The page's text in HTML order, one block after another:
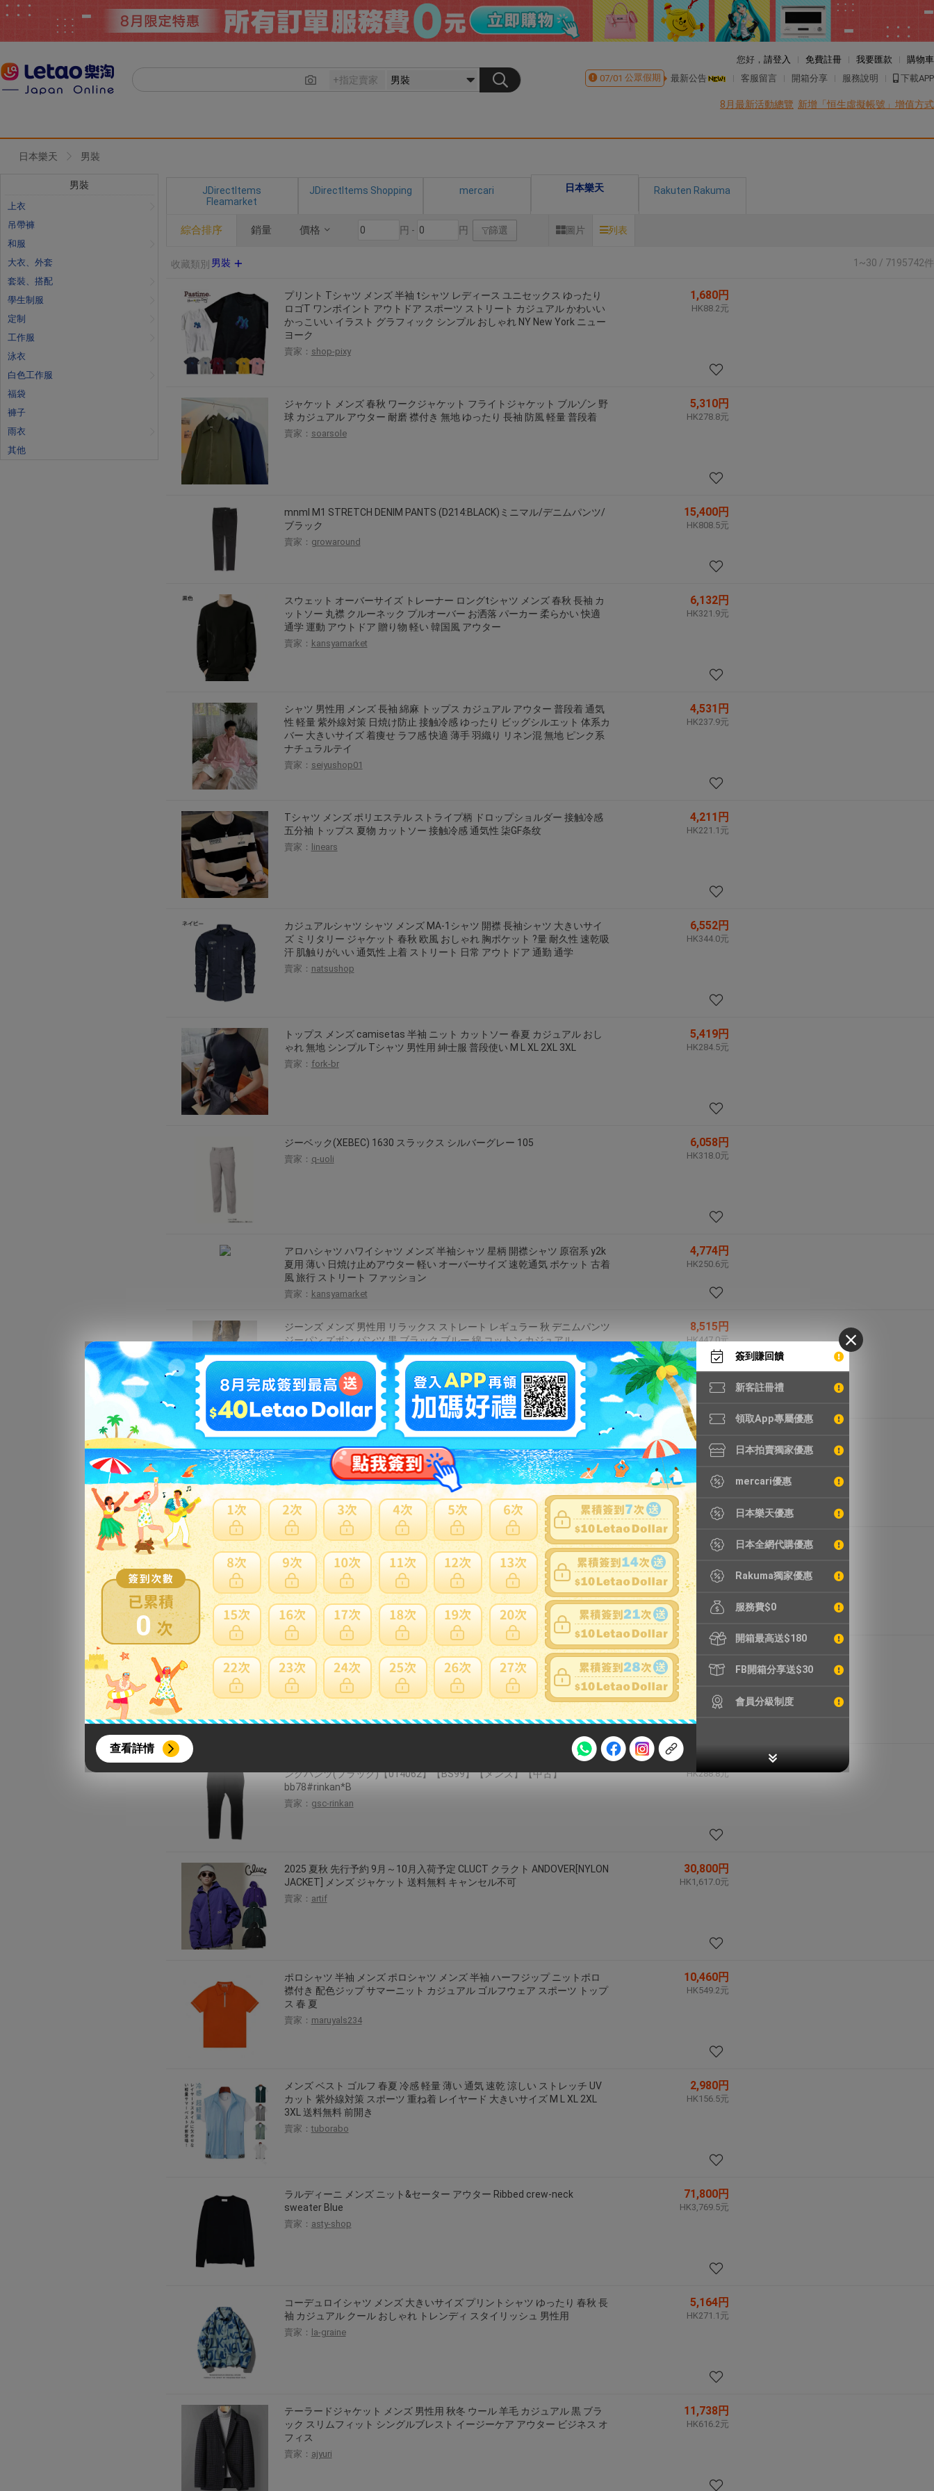
0
【8月簽到活動】
活動期間：
2026年8月1日上午00:00開始至2026年8月31日晚上23:59結束。
每人單一帳號每日只可簽到1次，逾期不得補簽。
本月每完成簽到7次
，系統會即時發放「$10 Letao Dollar」至會員帳戶中。
本月簽到活動最多可獲得「$40 Letao Dollar」。
Letao Dollar使用期限至發放後第30日之晚上23:59。
Letao Dollar可於「JDirectItems Auction」、「日本商城代購」 「第一次付款」使用，可折抵服務費
Letao Dollar不可用於購買商品為「門票、優惠券、住宿券、禮券、儲值卡……等等」、48小時外付款、
使用Letao Dollar之委託單，如因價格不符、缺貨、非Letao因素(退貨不會歸還)退單者，退回的Letao
查看詳情
簽到賺回饋
新客註冊禮
領取App專屬優惠
日本拍賣獨家優惠
mercari優惠
日本樂天優惠
日本全網代購優惠
Rakuma獨家優惠
服務費$0
開箱最高送$180
FB開箱分享送$30
會員分級制度
您好， 請登入 免費註冊 我要匯款
購物車
07/01 公眾假期 最新公告 客服留言 開箱分享 服務說明 下載APP
8月最新活動總覽 新增「恒生虛擬帳號」增值方式
日本樂天 男裝
男裝
上衣
吊帶褲
和服
大衣、外套
套裝、搭配
學生制服
定制
工作服
泳衣
白色工作服
福袋
褲子
雨衣
其他
JDirectItems
Fleamarket
JDirectItems Shopping mercari 日本樂天 Rakuten Rakuma
綜合排序 銷量 價格 円 - 円 篩選 圖片 列表
收藏類別 男裝 1~30 / 7195742件
プリント Tシャツ メンズ 半袖 tシャツ レディース ユニセックス ゆったり
ロゴT ワンポイント アウトドア スポーツ ストリート カジュアル かわいい
かっこいい イラスト グラフィック シンプル おしゃれ NY New York ニュー
ヨーク
賣家： shop-pixy
1,680円
HK88.2元
ジャケット メンズ 春秋 ワークジャケット フライトジャケット ブルゾン 野
球 カジュアル アウター 耐磨 襟付き 無地 ゆったり 長袖 防風 軽量 普段着
賣家： soarsole
5,310円
HK278.8元
mnml M1 STRETCH DENIM PANTS (D214:BLACK)ミニマル/デニムパンツ/
ブラック
賣家： growaround
15,400円
HK808.5元
スウェット オーバーサイズ トレーナー ロングtシャツ メンズ 春秋 長袖 カ
ットソー 丸襟 クルーネック プルオーバー お洒落 パーカー 柔らかい 快適
通学 運動 アウトドア 贈り物 軽い 韓国風 アウター
賣家： kansyamarket
6,132円
HK321.9元
シャツ 男性用 メンズ 長袖 綿麻 トップス カジュアル アウター 普段着 通気
性 軽量 紫外線対策 日焼け防止 接触冷感 ゆったり ビッグシルエット 体系カ
バー 大きいサイズ 着痩せ ラフ感 快適 薄手 羽織り リネン混 無地 ピンク系
ナチュラルテイ
賣家： seiyushop01
4,531円
HK237.9元
Tシャツ メンズ ポリエステル ストライプ柄 ドロップショルダー 接触冷感
五分袖 トップス 夏物 カットソー 接触冷感 通気性 柒GF条纹
賣家： linears
4,211円
HK221.1元
カジュアルシャツ シャツ メンズ MA-1シャツ 開襟 長袖シャツ 大きいサイ
ズ ミリタリー ジャケット 春秋 欧風 おしゃれ 胸ポケット ?量 耐久性 速乾吸
汗 肌触りがいい 通気性 上着 ストリート 日常 アウトドア 通勤 通学
賣家： natsushop
6,552円
HK344.0元
トップス メンズ camisetas 半袖 ニット カットソー 春夏 カジュアル おし
ゃれ 無地 シンプル Tシャツ 男性用 紳士服 普段使い M L XL 2XL 3XL
賣家： fork-br
5,419円
HK284.5元
ジーベック(XEBEC) 1630 スラックス シルバーグレー 105
賣家： q-uoli
6,058円
HK318.0元
アロハシャツ ハワイシャツ メンズ 半袖シャツ 星柄 開襟シャツ 原宿系 y2k
夏用 薄い 日焼け止めアウター 軽い オーバーサイズ 速乾通気 ポケット 古着
風 旅行 ストリート ファッション
賣家： kansyamarket
4,774円
HK250.6元
ジーンズ メンズ 男性用 リラックス ストレート レギュラー 秋 デニムパンツ
ジーパン ズボン パンツ 黒 ブラック ブルー 綿 コットン カジュアル
賣家：lachaceshop
8,515円
HK447.0元
ニット メンズ 男性用 千鳥格子柄 綿 コットン 綿混素材 長袖 ミドル丈 セミ
ロング スタンドカラー 配色デザイン カーディガン 大きいサイズ ビッグサ
イズ カジュアル 普段使い リラックス オールシーズン グレー ブラック
賣家： grams-shop
5,287円
HK277.6元
プリント Tシャツ メンズ 半袖 tシャツ レディース ユニセックス ゆったり
ロゴT ワンポイント アウトドア フェス スポーツ ストリート カジュアル
DTF
賣家： shop-pixy
1,980円
HK104.0元
【送料無料】MAO MAO プルオーバーパーカー チャッキー チャイルドプレ
イ レトロイラスト ホワイト ストリート系 フード付き ホラー映画 名作 かわ
いい おしゃれ インパクト抜群 おもしろデザイン プリント メンズ 男女兼用
レディース お洒落 秋冬 プレゼント 長袖
賣家： one-sky
4,380円
HK230.0元
ニコル NICOLE サイズ:48 2166-5133 シアージャガードニットイージーロ
ングパンツ(ブラック)【014062】【BS99】【メンズ】【中古】
bb78#rinkan*B
賣家： gsc-rinkan
HK288.8元
2025 夏秋 先行予約 9月～10月入荷予定 CLUCT クラクト ANDOVER[NYLON
JACKET] メンズ ジャケット 送料無料 キャンセル不可
賣家： artif
30,800円
HK1,617.0元
ポロシャツ 半袖 メンズ ポロシャツ メンズ 半袖 ハーフジップ ニットポロ
襟付き 配色ジップ サマーニット カジュアル ゴルフウェア スポーツ トップ
ス 春 夏
賣家： maruyals234
10,460円
HK549.2元
メンズ ベスト ゴルフ 春夏 冷感 軽量 薄い 通気 速乾 涼しい ストレッチ UV
カット 紫外線対策 スポーツ 重ね着 レイヤード 大きいサイズ M L XL 2XL
3XL 送料無料 前開き
賣家：tuborabo
2,980円
HK156.5元
ラルディーニ メンズ ニット&セーター アウター Ribbed crew-neck
sweater Blue
賣家： asty-shop
71,800円
HK3,769.5元
コーデュロイシャツ メンズ 大きいサイズ プリントシャツ ゆったり 春秋 長
袖 カジュアル クール おしゃれ トレンディ スタイリッシュ 男性用
賣家： la-graine
5,164円
HK271.1元
テーラードジャケット メンズ 男性用 秋冬 ウール 羊毛 カジュアル 黒 ブラ
ック スリムフィット シングルブレスト イージーケア アウター ビジネス オ
フィス
賣家： ajyuri
11,738円
HK616.2元